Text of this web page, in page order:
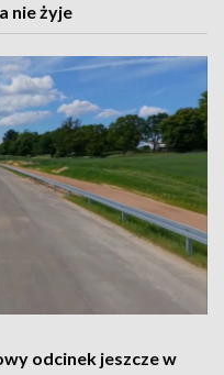
nie żyje
odcinek jeszcze w